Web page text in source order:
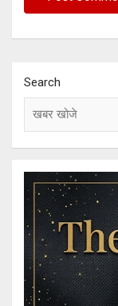
Search